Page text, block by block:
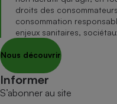
droits des
consommation
enjeux sanitaires,
Nous découvrir
Informer
S’abonner au site